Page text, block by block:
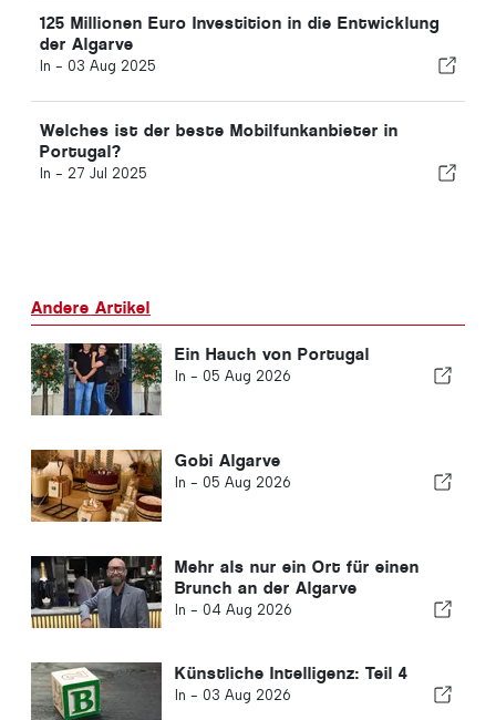
125 Millionen Euro Investition in die Entwicklung
der Algarve
In - 03 Aug 2025
Welches ist der beste Mobilfunkanbieter in
Portugal?
In - 27 Jul 2025
Andere Artikel
Ein Hauch von Portugal
In - 05 Aug 2026
Gobi Algarve
In - 05 Aug 2026
Mehr als nur ein Ort für einen
Brunch an der Algarve
In - 04 Aug 2026
Künstliche Intelligenz: Teil 4
In - 03 Aug 2026